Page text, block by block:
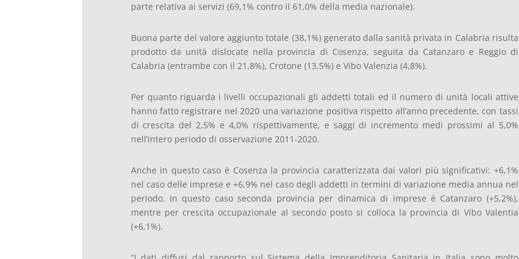
parte relativa ai servizi (69,1% contro il 61,0% della media nazionale).
Buona parte del valore aggiunto totale (38,1%) generato dalla sanità privata in Calabria risulta
prodotto da unità dislocate nella provincia di Cosenza, seguita da Catanzaro e Reggio di
Calabria (entrambe con il 21,8%), Crotone (13,5%) e Vibo Valenzia (4,8%).
Per quanto riguarda i livelli occupazionali gli addetti totali ed il numero di unità locali attive
hanno fatto registrare nel 2020 una variazione positiva rispetto all’anno precedente, con tassi
di crescita del 2,5% e 4,0% rispettivamente, e saggi di incremento medi prossimi al 5,0%
nell’intero periodo di osservazione 2011-2020.
Anche in questo caso è Cosenza la provincia caratterizzata dai valori più significativi: +6,1%
nel caso delle imprese e +6,9% nel caso degli addetti in termini di variazione media annua nel
periodo. In questo caso seconda provincia per dinamica di imprese è Catanzaro (+5,2%),
mentre per crescita occupazionale al secondo posto si colloca la provincia di Vibo Valentia
(+6,1%).